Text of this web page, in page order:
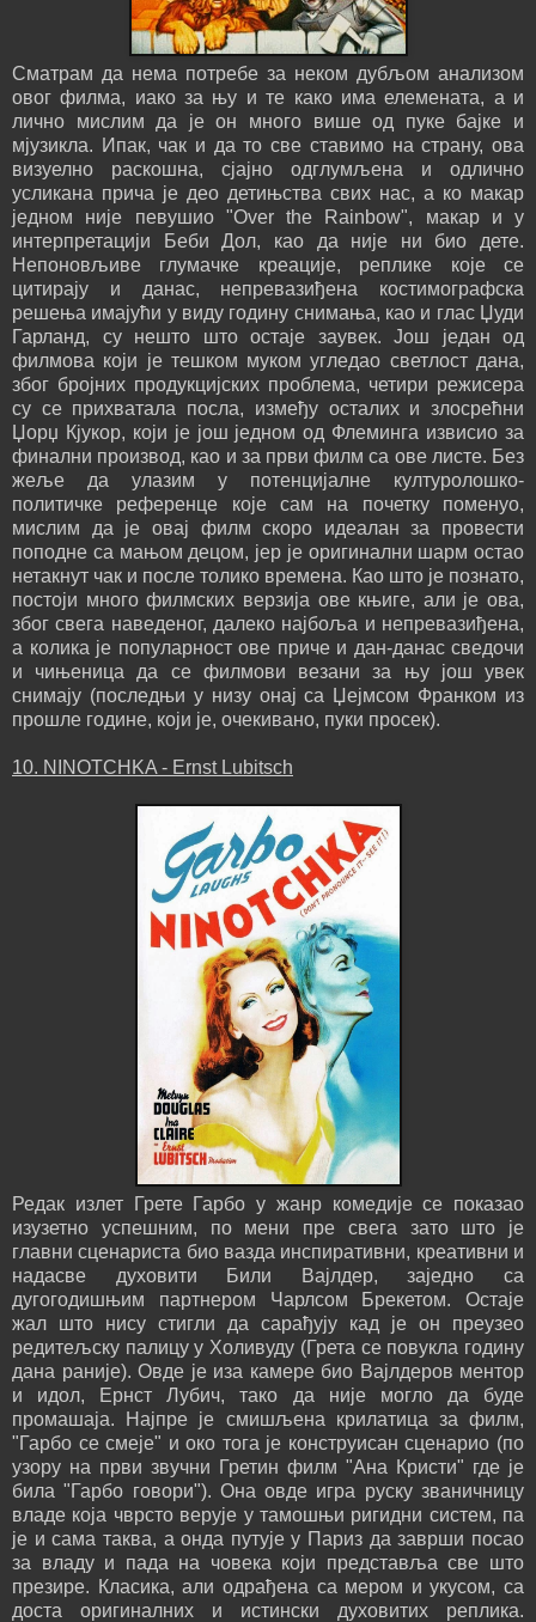
Сматрам да нема потребе за неком дубљом анализом
овог филма, иако за њу и те како има елемената, а и
лично мислим да је он много више од пуке бајке и
мјузикла. Ипак, чак и да то све ставимо на страну, ова
визуелно раскошна, сјајно одглумљена и одлично
усликана прича је део детињства свих нас, а ко макар
једном није певушио "Over the Rainbow", макар и у
интерпретацији Беби Дол, као да није ни био дете.
Непоновљиве глумачке креације, реплике које се
цитирају и данас, непревазиђена костимографска
решења имајући у виду годину снимања, као и глас Џуди
Гарланд, су нешто што остаје заувек. Још један од
филмова који је тешком муком угледао светлост дана,
због бројних продукцијских проблема, четири режисера
су се прихватала посла, између осталих и злосрећни
Џорџ Кјукор, који је још једном од Флеминга извисио за
финални производ, као и за први филм са ове листе. Без
жеље да улазим у потенцијалне културолошко-
политичке референце које сам на почетку поменуо,
мислим да је овај филм скоро идеалан за провести
поподне са мањом децом, јер је оригинални шарм остао
нетакнут чак и после толико времена. Као што је познато,
постоји много филмских верзија ове књиге, али је ова,
због свега наведеног, далеко најбоља и непревазиђена,
а колика је популарност ове приче и дан-данас сведочи
и чињеница да се филмови везани за њу још увек
снимају (последњи у низу онај са Џејмсом Франком из
прошле године, који је, очекивано, пуки просек).
10. NINOTCHKA - Ernst Lubitsch
Редак излет Грете Гарбо у жанр комедије се показао
изузетно успешним, по мени пре свега зато што је
главни сценариста био вазда инспиративни, креативни и
надасве духовити Били Вајлдер, заједно са
дугогодишњим партнером Чарлсом Брекетом. Остаје
жал што нису стигли да сарађују кад је он преузео
редитељску палицу у Холивуду (Грета се повукла годину
дана раније). Овде је иза камере био Вајлдеров ментор
и идол, Ернст Лубич, тако да није могло да буде
промашаја. Најпре је смишљена крилатица за филм,
"Гарбо се смеје" и око тога је конструисан сценарио (по
узору на први звучни Гретин филм "Ана Кристи" где је
била "Гарбо говори"). Она овде игра руску званичницу
владе која чврсто верује у тамошњи ригидни систем, па
је и сама таква, а онда путује у Париз да заврши посао
за владу и пада на човека који представља све што
презире. Класика, али одрађена са мером и укусом, са
доста оригиналних и истински духовитих реплика.